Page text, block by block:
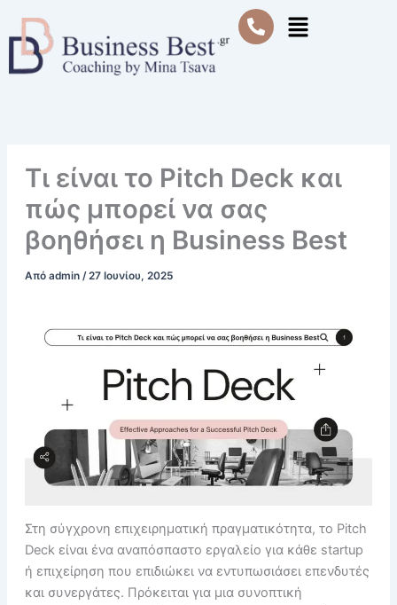
περιεχόμενο
Μενού
Τι είναι το Pitch Deck και
πώς μπορεί να σας
βοηθήσει η Business Best
Από admin /27 Ιουνίου, 2025
Στη σύγχρονη επιχειρηματική πραγματικότητα, το Pitch
Deck είναι ένα αναπόσπαστο εργαλείο για κάθε startup
ή επιχείρηση που επιδιώκει να εντυπωσιάσει επενδυτές
και συνεργάτες. Πρόκειται για μια συνοπτική